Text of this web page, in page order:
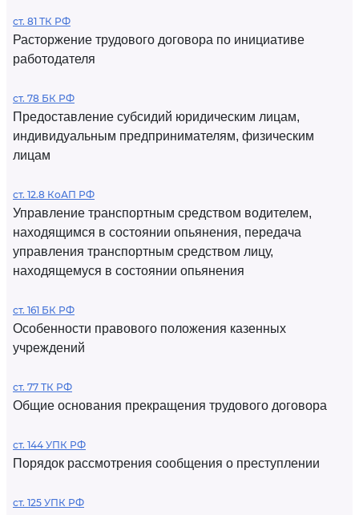
ст. 81 ТК РФ
Расторжение трудового договора по инициативе
работодателя
ст. 78 БК РФ
Предоставление субсидий юридическим лицам,
индивидуальным предпринимателям, физическим
лицам
ст. 12.8 КоАП РФ
Управление транспортным средством водителем,
находящимся в состоянии опьянения, передача
управления транспортным средством лицу,
находящемуся в состоянии опьянения
ст. 161 БК РФ
Особенности правового положения казенных
учреждений
ст. 77 ТК РФ
Общие основания прекращения трудового договора
ст. 144 УПК РФ
Порядок рассмотрения сообщения о преступлении
ст. 125 УПК РФ